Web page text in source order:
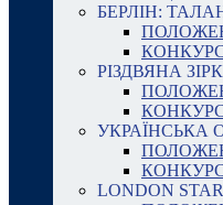
БЕРЛІН:
РІЗДВЯНА
УКРАЇНСЬКА
LONDON